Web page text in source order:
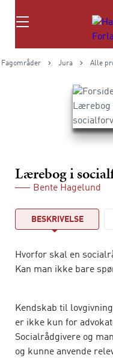
Søg
Fagområder Jura Alle
Lærebog i
Bente Hagelund
BESKRIVELSE
Hvorfor skal en
Kan man ikke bare
Kendskab til
er ikke kun for
Socialrådgivere og
og kunne anvende